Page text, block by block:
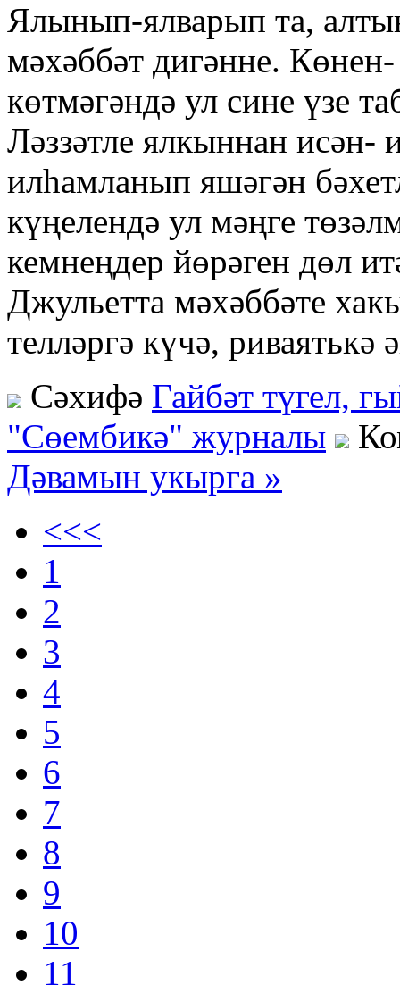
Ялынып-ялварып та,
мәхәббәт дигәнне.
көтмәгәндә ул сине үзе
Ләззәтле ялкыннан исән-
илһамланып яшәгән
күңелендә ул мәңге
кемнеңдер йөрәген дөл
Джульетта мәхәббә­те
телләргә күчә, риваятькә
Сәхифә Гайбәт түгел,
"Сөембикә" журналы
Дәвамын укырга »
<<<
1
2
3
4
5
6
7
8
9
10
11